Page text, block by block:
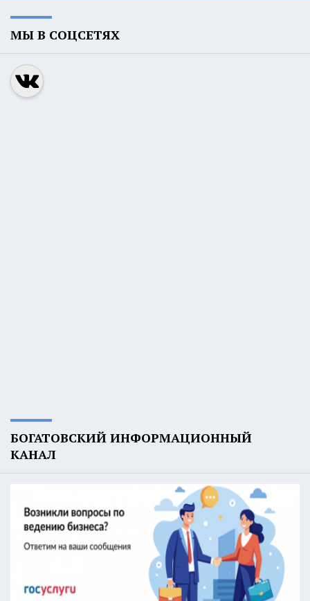
МЫ В СОЦСЕТЯХ
БОГАТОВСКИЙ ИНФОРМАЦИОННЫЙ
КАНАЛ